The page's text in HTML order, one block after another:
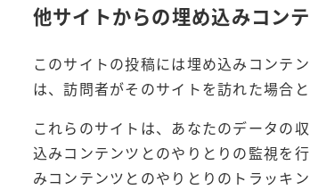
他サイトからの埋め込みコン
このサイトの投稿には埋め込みコンテ
は、訪問者がそのサイトを訪れた場合
これらのサイトは、あなたのデータの
込みコンテンツとのやりとりの監視を
みコンテンツとのやりとりのトラッキン